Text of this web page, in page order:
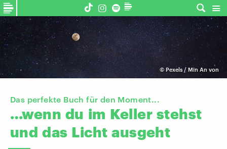
© Pexels / Min An von
Das perfekte Buch für den Moment...
…wenn du im Keller stehst
und das Licht ausgeht